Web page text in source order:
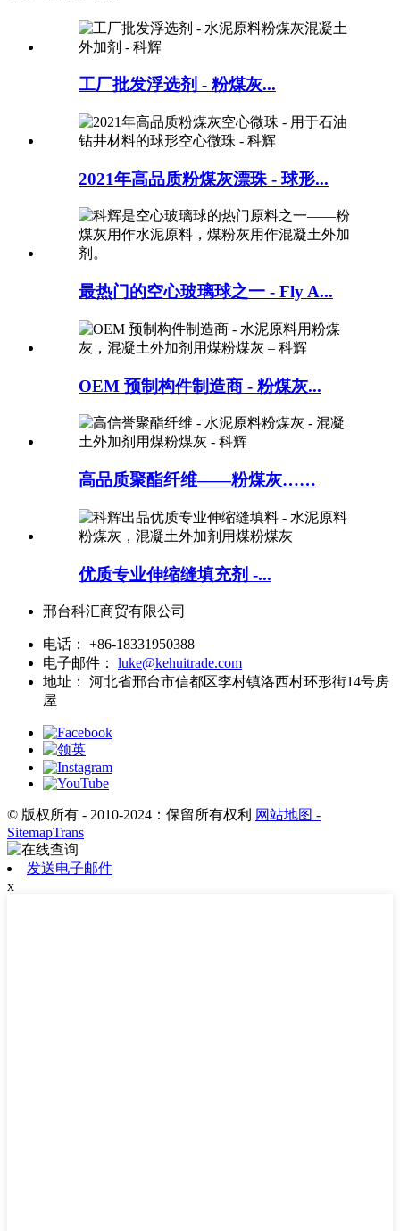
工厂批发浮选剂 - 粉煤灰...
2021年高品质粉煤灰漂珠 - 球形...
最热门的空心玻璃球之一 - Fly A...
OEM 预制构件制造商 - 粉煤灰...
高品质聚酯纤维——粉煤灰……
优质专业伸缩缝填充剂 -...
邢台科汇商贸有限公司
电话：
+86-18331950388
电子邮件：
luke@kehuitrade.com
地址：
河北省邢台市信都区李村镇洛西村环形街14号房
屋
© 版权所有 - 2010-2024：保留所有权利 网站地图 -
SitemapTrans
发送电子邮件
x